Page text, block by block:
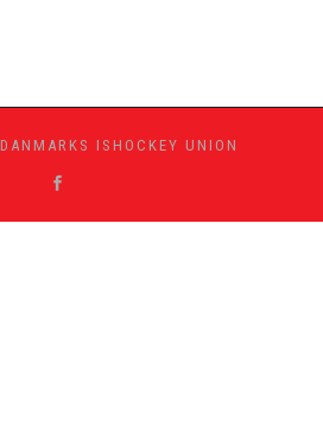
DANMARKS ISHOCKEY UNION